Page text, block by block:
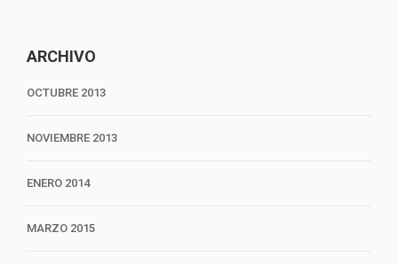
ARCHIVO
OCTUBRE 2013
NOVIEMBRE 2013
ENERO 2014
MARZO 2015